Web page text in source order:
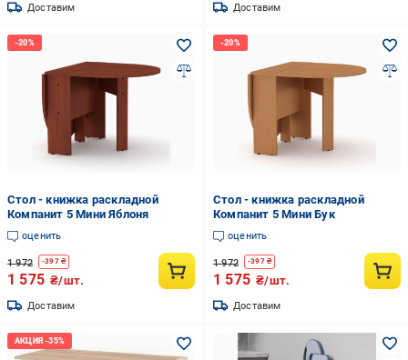
Доставим Доставим
Стол - книжка раскладной
Компанит 5 Мини Яблоня
оценить
1 972 -397₴
1 575 ₴/шт.
Доставим
Стол - книжка раскладной
Компанит 5 Мини Бук
оценить
1 972 -397₴
1 575 ₴/шт.
Доставим